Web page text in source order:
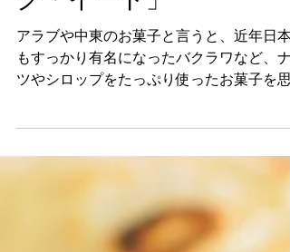
アニスとターメリックの
黄色い型押しパン「カア